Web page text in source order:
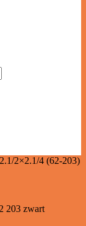
2×2.1/4 (62-203)